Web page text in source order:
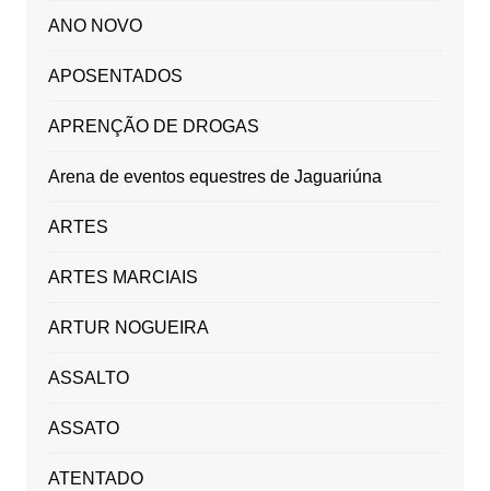
ANO NOVO
APOSENTADOS
APRENÇÃO DE DROGAS
Arena de eventos equestres de Jaguariúna
ARTES
ARTES MARCIAIS
ARTUR NOGUEIRA
ASSALTO
ASSATO
ATENTADO